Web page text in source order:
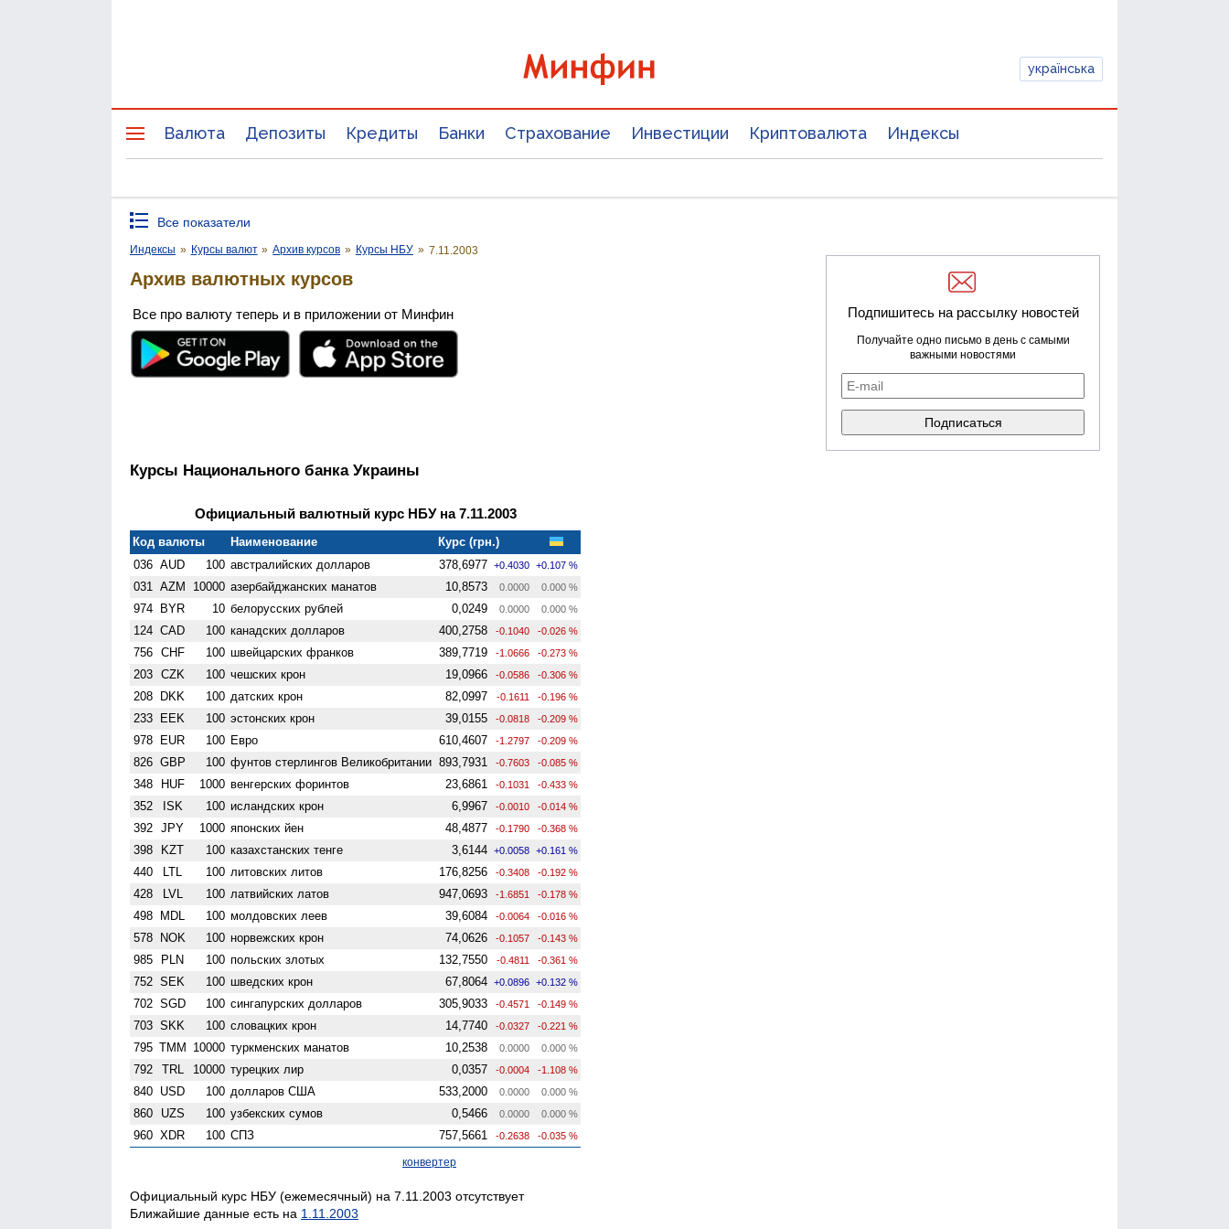
українська
Валюта Депозиты Кредиты Банки Страхование Инвестиции Криптовалюта Индексы
Все показатели
Индексы » Курсы валют » Архив курсов » Курсы НБУ » 7.11.2003
Архив валютных курсов
Все про валюту теперь и в приложении от Минфин
Курсы Национального банка Украины
Официальный валютный курс НБУ на 7.11.2003
Код валюты Наименование
Курс (грн.)
036 AUD 100 австралийских долларов 378,6977 +0.4030 +0.107 %
031 AZM 10000 азербайджанских манатов 10,8573 0.0000 0.000 %
974 BYR 10 белорусских рублей 0,0249 0.0000 0.000 %
124 CAD 100 канадских долларов 400,2758 -0.1040 -0.026 %
756 CHF 100 швейцарских франков 389,7719 -1.0666 -0.273 %
203 CZK 100 чешских крон 19,0966 -0.0586 -0.306 %
208 DKK 100 датских крон 82,0997 -0.1611 -0.196 %
233 EEK 100 эстонских крон 39,0155 -0.0818 -0.209 %
978 EUR 100 Евро 610,4607 -1.2797 -0.209 %
826 GBP 100 фунтов стерлингов Велико­британии 893,7931 -0.7603 -0.085 %
348 HUF 1000 венгерских форинтов 23,6861 -0.1031 -0.433 %
352 ISK 100 исландских крон 6,9967 -0.0010 -0.014 %
392 JPY 1000 японских йен 48,4877 -0.1790 -0.368 %
398 KZT 100 казахстанских тенге 3,6144 +0.0058 +0.161 %
440 LTL 100 литовских литов 176,8256 -0.3408 -0.192 %
428 LVL 100 латвийских латов 947,0693 -1.6851 -0.178 %
498 MDL 100 молдовских леев 39,6084 -0.0064 -0.016 %
578 NOK 100 норвежских крон 74,0626 -0.1057 -0.143 %
985 PLN 100 польских злотых 132,7550 -0.4811 -0.361 %
752 SEK 100 шведских крон 67,8064 +0.0896 +0.132 %
702 SGD 100 сингапурских долларов 305,9033 -0.4571 -0.149 %
703 SKK 100 словацких крон 14,7740 -0.0327 -0.221 %
795 TMM 10000 туркменских манатов 10,2538 0.0000 0.000 %
792 TRL 10000 турецких лир 0,0357 -0.0004 -1.108 %
840 USD 100 долларов США 533,2000 0.0000 0.000 %
860 UZS 100 узбекских сумов 0,5466 0.0000 0.000 %
960 XDR 100 СПЗ 757,5661 -0.2638 -0.035 %
конвертер
Официальный курс НБУ (ежемесячный) на 7.11.2003 отсутствует
Ближайшие данные есть на 1.11.2003
Подпишитесь на рассылку новостей
Получайте одно письмо в день с самыми
важными новостями